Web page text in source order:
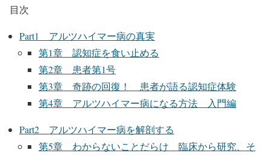
目次
Part1 アルツハイマー病の真実
第1章 認知症を食い止める
第2章 患者第1号
第3章 奇跡の回復！ 患者が語る認知症体験
第4章 アルツハイマー病になる方法 入門編
Part2 アルツハイマー病を解剖する
第5章 わからないことだらけ 臨床から研究、そ